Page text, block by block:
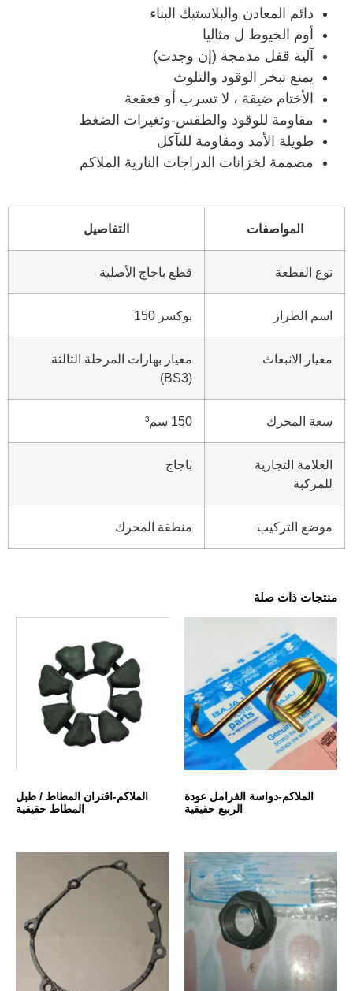
دائم المعادن والبلاستيك البناء
أوم الخيوط ل مثاليا
آلية قفل مدمجة (إن وجدت)
يمنع تبخر الوقود والتلوث
الأختام ضيقة ، لا تسرب أو قعقعة
مقاومة للوقود والطقس-وتغيرات الضغط
طويلة الأمد ومقاومة للتآكل
مصممة لخزانات الدراجات النارية الملاكم
المواصفات التفاصيل
نوع القطعة قطع باجاج الأصلية
اسم الطراز بوكسر 150
معيار الانبعاث
معيار بهارات المرحلة الثالثة
(BS3)
سعة المحرك 150 سم³
العلامة التجارية
للمركبة
باجاج
موضع التركيب منطقة المحرك
منتجات ذات صلة
الملاكم-دواسة الفرامل عودة
الربيع حقيقية
الملاكم-اقتران المطاط / طبل
المطاط حقيقية